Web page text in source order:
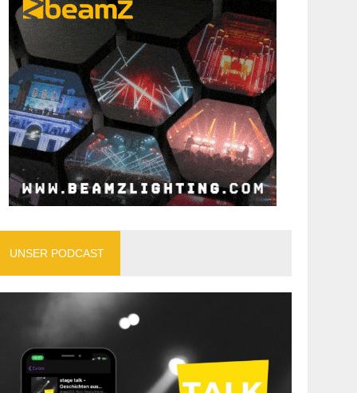
UNSER PODCAST